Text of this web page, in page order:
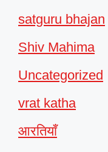
satguru bhajan
Shiv Mahima
Uncategorized
vrat katha
आरतियाँ